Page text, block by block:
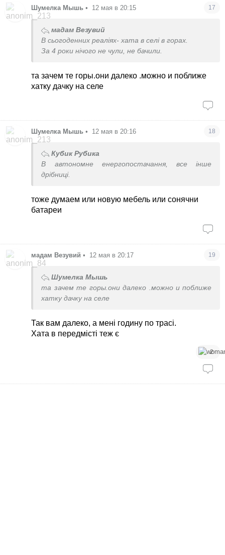
Шумелка Мышь • 12 мая в 20:15 17
мадам Везувий
В сьогоденних реаліях- хата в селі в горах.
За 4 роки нічого не чули, не бачили.
та зачем те горы.они далеко .можно и поближе
хатку дачку на селе
Шумелка Мышь • 12 мая в 20:16 18
Кубик Рубика
В автономне енергопостачання, все інше
дрібниці.
тоже думаем или новую мебель или сонячни
батареи
мадам Везувий • 12 мая в 20:17 19
Шумелка Мышь
та зачем те горы.они далеко .можно и поближе
хатку дачку на селе
Так вам далеко, а мені годину по трасі.
Хата в передмісті теж є
2